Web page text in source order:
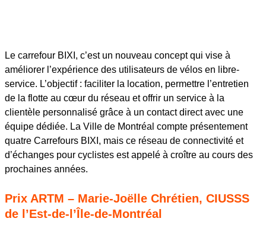
Le carrefour BIXI, c’est un nouveau concept qui vise à
améliorer l’expérience des utilisateurs de vélos en libre-
service. L’objectif : faciliter la location, permettre l’entretien
de la flotte au cœur du réseau et offrir un service à la
clientèle personnalisé grâce à un contact direct avec une
équipe dédiée. La Ville de Montréal compte présentement
quatre Carrefours BIXI, mais ce réseau de connectivité et
d’échanges pour cyclistes est appelé à croître au cours des
prochaines années.
Prix ARTM – Marie-Joëlle Chrétien, CIUSSS
de l’Est-de-l’Île-de-Montréal